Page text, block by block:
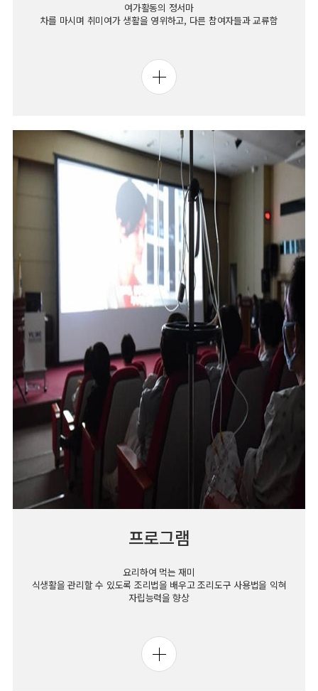
여가활동의 정서마
차를 마시며 취미여가 생활을 영위하고, 다른 참여자들과 교류함
프로그램
요리하여 먹는 재미
식생활을 관리할 수 있도록 조리법을 배우고 조리도구 사용법을 익혀
자립능력을 향상